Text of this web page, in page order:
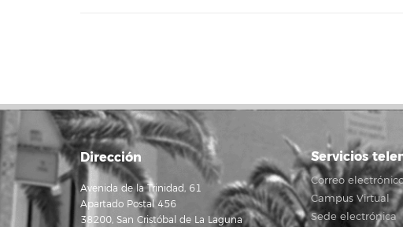
Dirección
Avenida de la Trinidad, 61
Apartado Postal 456
38200, San Cristóbal de La Laguna
Servicios
Correo
Campus Virtual
Sede electrónica